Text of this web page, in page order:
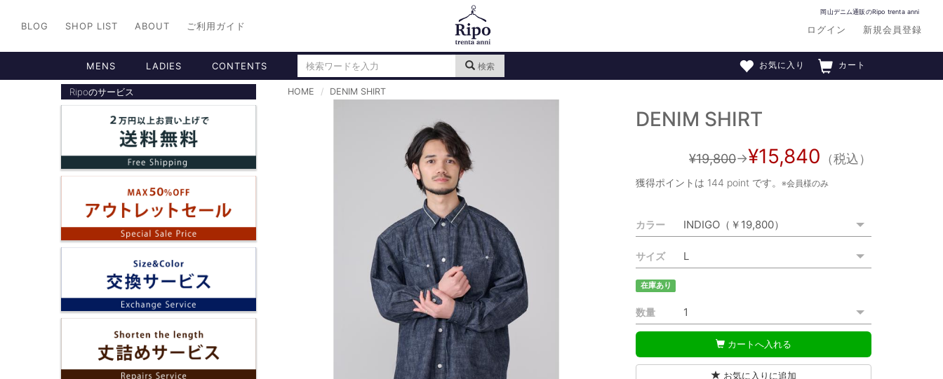
岡山デニム通販のRipo trenta anni
ログイン 新規会員登録
BLOG SHOP LIST ABOUT ご利用ガイド
MENS LADIES CONTENTS 検索 カート
お気に入り
Ripoのサービス HOME DENIM SHIRT
DENIM SHIRT
¥19,800→¥15,840 （税込）
獲得ポイントは 144 point です。※会員様のみ
カラー
サイズ
在庫あり
数量
カートへ入れる
お気に入りに追加